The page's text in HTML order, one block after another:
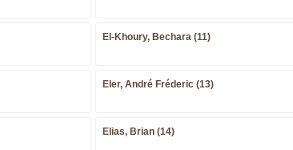
El-Khoury, Bechara (11)
Eler, André Fréderic (13)
Elias, Brian (14)